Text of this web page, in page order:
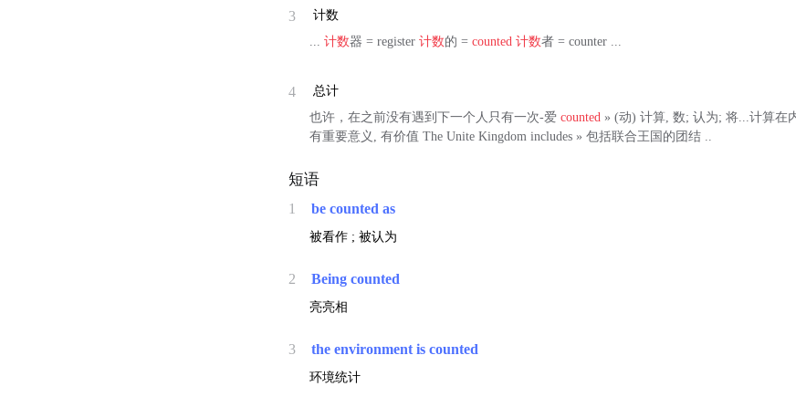
3
计数
...计数器 = register计数的 =counted 计数者 = counter ...
4
总计
也许，在之前没有遇到下一个人只有一次-爱counted » (动) 计算, 数; 认为; 将...计算在
有重要意义, 有价值 The Unite Kingdom includes » 包括联合王国的团结 ..
短语
1 be counted as
被看作 ; 被认为
2 Being counted
亮亮相
3 the environment is counted
环境统计